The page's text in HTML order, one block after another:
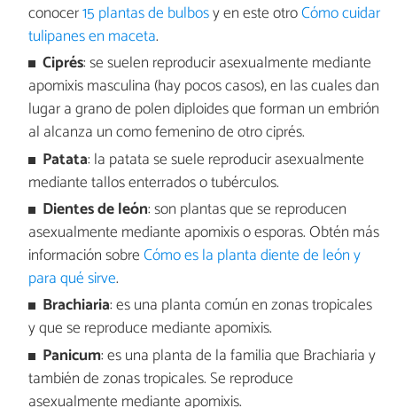
conocer15 plantas de bulbosy en este otroCómo cuidar
tulipanes en maceta.
Ciprés: se suelen reproducir asexualmente mediante
apomixis masculina (hay pocos casos), en las cuales dan
lugar a grano de polen diploides que forman un embrión
al alcanza un como femenino de otro ciprés.
Patata: la patata se suele reproducir asexualmente
mediante tallos enterrados o tubérculos.
Dientes de león: son plantas que se reproducen
asexualmente mediante apomixis o esporas. Obtén más
información sobreCómo es la planta diente de león y
para qué sirve.
Brachiaria: es una planta común en zonas tropicales
y que se reproduce mediante apomixis.
Panicum: es una planta de la familia que Brachiaria y
también de zonas tropicales. Se reproduce
asexualmente mediante apomixis.